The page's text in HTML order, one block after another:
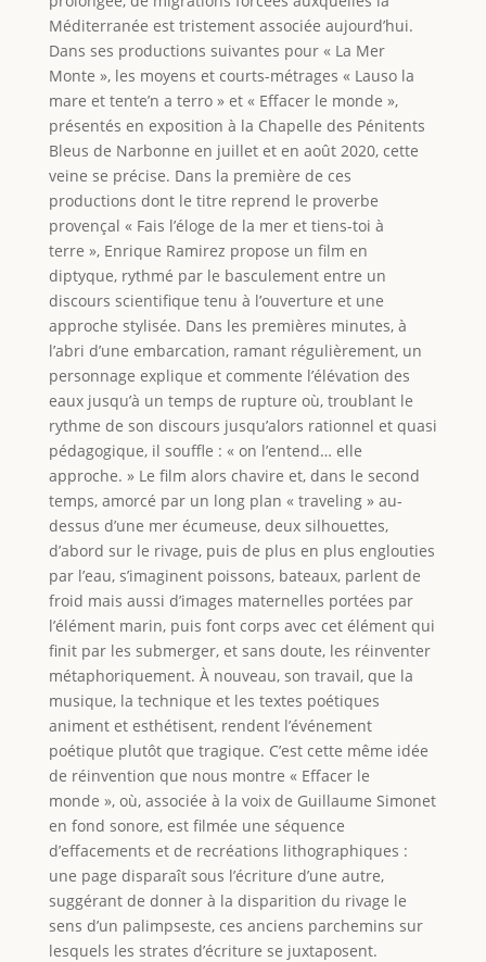
Méditerranée est tristement associée aujourd’hui.
Dans ses productions suivantes pour « La Mer
Monte », les moyens et courts-métrages « Lauso la
mare et tente’n a terro » et « Effacer le monde »,
présentés en exposition à la Chapelle des Pénitents
Bleus de Narbonne en juillet et en août 2020, cette
veine se précise. Dans la première de ces
productions dont le titre reprend le proverbe
provençal « Fais l’éloge de la mer et tiens-toi à
terre », Enrique Ramirez propose un film en
diptyque, rythmé par le basculement entre un
discours scientifique tenu à l’ouverture et une
approche stylisée. Dans les premières minutes, à
l’abri d’une embarcation, ramant régulièrement, un
personnage explique et commente l’élévation des
eaux jusqu’à un temps de rupture où, troublant le
rythme de son discours jusqu’alors rationnel et quasi
pédagogique, il souffle : « on l’entend… elle
approche. » Le film alors chavire et, dans le second
temps, amorcé par un long plan « traveling » au-
dessus d’une mer écumeuse, deux silhouettes,
d’abord sur le rivage, puis de plus en plus englouties
par l’eau, s’imaginent poissons, bateaux, parlent de
froid mais aussi d’images maternelles portées par
l’élément marin, puis font corps avec cet élément qui
finit par les submerger, et sans doute, les réinventer
métaphoriquement. À nouveau, son travail, que la
musique, la technique et les textes poétiques
animent et esthétisent, rendent l’événement
poétique plutôt que tragique. C’est cette même idée
de réinvention que nous montre « Effacer le
monde », où, associée à la voix de Guillaume Simonet
en fond sonore, est filmée une séquence
d’effacements et de recréations lithographiques :
une page disparaît sous l’écriture d’une autre,
suggérant de donner à la disparition du rivage le
sens d’un palimpseste, ces anciens parchemins sur
lesquels les strates d’écriture se juxtaposent.